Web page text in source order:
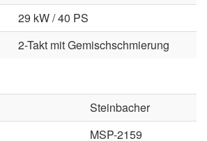
29 kW / 40 PS
2-Takt mit Gemischschmierung
Steinbacher
MSP-2159